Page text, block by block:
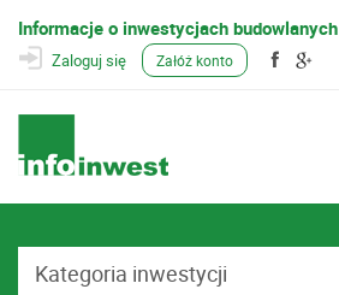
Informacje o inwestycjach budowlanych
Zaloguj się Załóż konto
Kategoria inwestycji